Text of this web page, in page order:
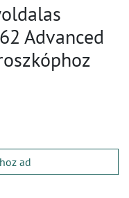
Advanced
ad